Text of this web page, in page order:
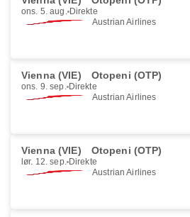
ons. 5. aug. Direkte
Austrian Airlines
Vienna (VIE) Otopeni (OTP)
ons. 9. sep. Direkte
Austrian Airlines
Vienna (VIE) Otopeni (OTP)
lør. 12. sep. Direkte
Austrian Airlines